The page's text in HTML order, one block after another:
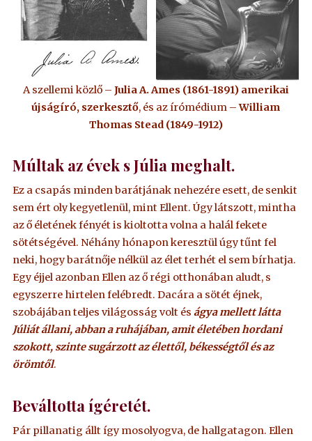
A szellemi közlő – Julia A. Ames (1861-1891) amerikai
újságíró, szerkesztő, és az írómédium –William
Thomas Stead (1849-1912)
Múltak az évek s Júlia meghalt.
Ez a csapás minden barátjának nehezére esett, de senkit
sem ért oly kegyetlenül, mint Ellent. Úgy látszott, mintha
az ő életének fényét is kioltotta volna a halál fekete
sötétségével. Néhány hónapon keresztül úgy tűnt fel
neki, hogy barátnője nélkül az élet terhét el sem bírhatja.
Egy éjjel azonban Ellen az ő régi otthonában aludt, s
egyszerre hirtelen felébredt. Dacára a sötét éjnek,
szobájában teljes világosság volt és ágya mellett látta
Júliát állani, abban a ruhájában, amit életében hordani
szokott, szinte sugárzott az élettől, békességtől és az
örömtől.
Beváltotta ígéretét.
Pár pillanatig állt így mosolyogva, de hallgatagon. Ellen